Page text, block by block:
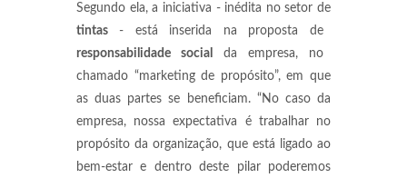
Segundo ela, a iniciativa - inédita no setor de
tintas - está inserida na proposta de
responsabilidade social
da empresa, no
chamado “marketing de propósito”, em que
as duas partes se beneficiam. “No caso da
empresa, nossa expectativa é trabalhar no
propósito da organização, que está ligado ao
bem-estar e dentro deste pilar poderemos